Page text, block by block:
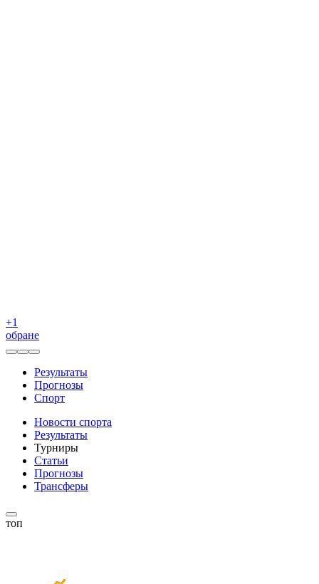
+1
обране
Результаты
Прогнозы
Спорт
Новости спорта
Результаты
Турниры
Статьи
Прогнозы
Трансферы
топ